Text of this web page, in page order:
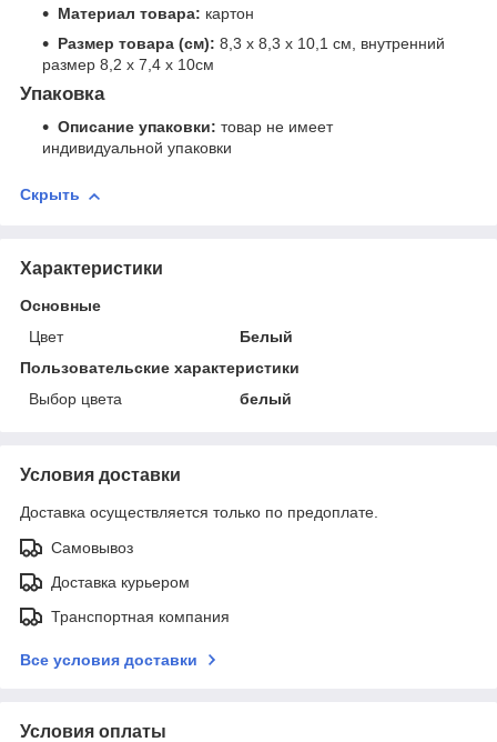
Материал товара: картон
Размер товара (см): 8,3 х 8,3 х 10,1 см, внутренний
размер 8,2 х 7,4 х 10см
Упаковка
Описание упаковки: товар не имеет
индивидуальной упаковки
Скрыть
Характеристики
Основные
Цвет
Белый
Пользовательские характеристики
Выбор цвета
белый
Условия доставки
Доставка осуществляется только по предоплате.
Самовывоз
Доставка курьером
Транспортная компания
Все условия доставки
Условия оплаты